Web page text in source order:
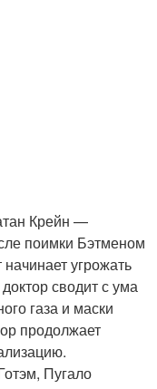
Крейн —
поимки Бэтменом
угрожать
сводит с ума
газа и маски
продолжает
Пугало